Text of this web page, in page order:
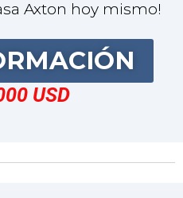
VILLA
Norte